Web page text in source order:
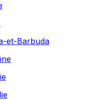
et-Barbuda